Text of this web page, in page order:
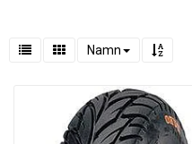
Namn